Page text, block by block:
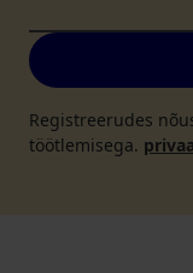
Registreerudes
töötlemisega.